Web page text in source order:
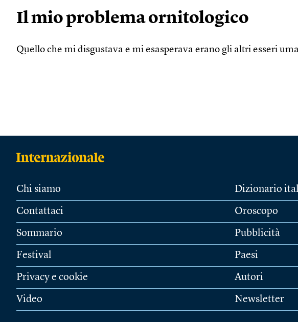
Il mio problema ornitologico
Quello che mi disgustava e mi esasperava erano gli altri esseri
Chi siamo
Contattaci
Sommario
Festival
Privacy e cookie
Video
Dizionario
Oroscopo
Pubblicità
Paesi
Autori
Newsletter